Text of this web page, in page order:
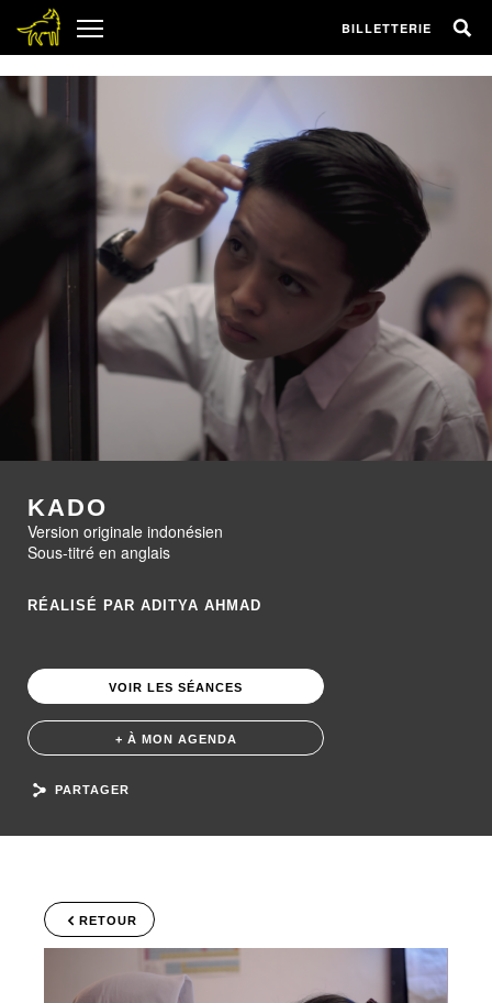
BILLETTERIE
KADO
Version originale indonésien
Sous-titré en anglais
RÉALISÉ PAR ADITYA AHMAD
VOIR LES SÉANCES
+ À MON AGENDA
PARTAGER
RETOUR